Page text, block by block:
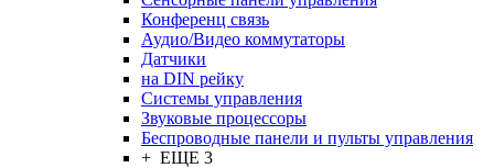
Конференц связь
Аудио/Видео коммутаторы
Датчики
на DIN рейку
Системы управления
Звуковые процессоры
Беспроводные панели и пульты управления
+ ЕЩЕ 3